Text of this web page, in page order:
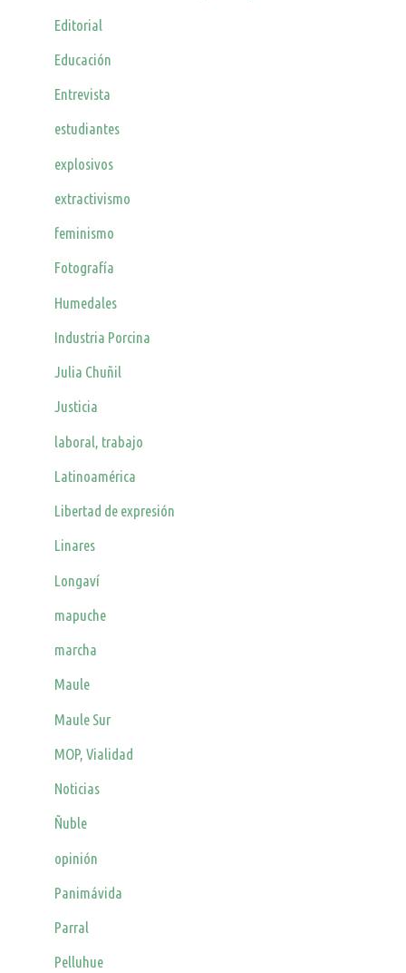
Editorial
Educación
Entrevista
estudiantes
explosivos
extractivismo
feminismo
Fotografía
Humedales
Industria Porcina
Julia Chuñil
Justicia
laboral, trabajo
Latinoamérica
Libertad de expresión
Linares
Longaví
mapuche
marcha
Maule
Maule Sur
MOP, Vialidad
Noticias
Ñuble
opinión
Panimávida
Parral
Pelluhue